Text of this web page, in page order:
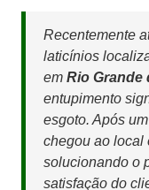
Recentemente
laticínios
em Rio Grande
entupimento
esgoto. Após
chegou ao local
solucionando o
satisfação do